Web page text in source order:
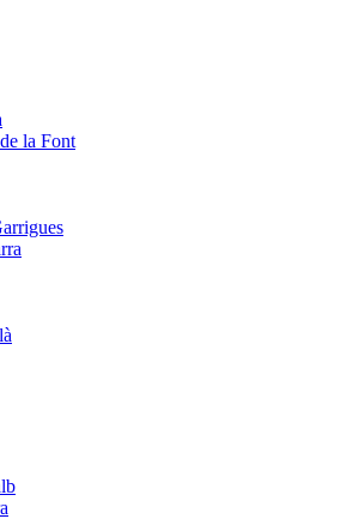
la Font